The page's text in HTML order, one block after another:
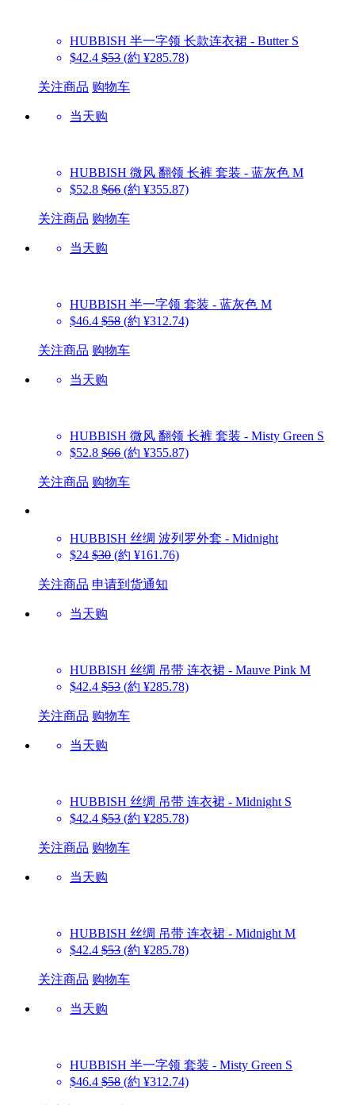
HUBBISH 半一字领 长款连衣裙 - Butter S
$42.4 $53 (約 ¥285.78)
关注商品 购物车
当天购
HUBBISH 微风 翻领 长裤 套装 - 蓝灰色 M
$52.8 $66 (約 ¥355.87)
关注商品 购物车
当天购
HUBBISH 半一字领 套装 - 蓝灰色 M
$46.4 $58 (約 ¥312.74)
关注商品 购物车
当天购
HUBBISH 微风 翻领 长裤 套装 - Misty Green S
$52.8 $66 (約 ¥355.87)
关注商品 购物车
HUBBISH 丝绸 波列罗外套 - Midnight
$24 $30 (約 ¥161.76)
关注商品 申请到货通知
当天购
HUBBISH 丝绸 吊带 连衣裙 - Mauve Pink M
$42.4 $53 (約 ¥285.78)
关注商品 购物车
当天购
HUBBISH 丝绸 吊带 连衣裙 - Midnight S
$42.4 $53 (約 ¥285.78)
关注商品 购物车
当天购
HUBBISH 丝绸 吊带 连衣裙 - Midnight M
$42.4 $53 (約 ¥285.78)
关注商品 购物车
当天购
HUBBISH 半一字领 套装 - Misty Green S
$46.4 $58 (約 ¥312.74)